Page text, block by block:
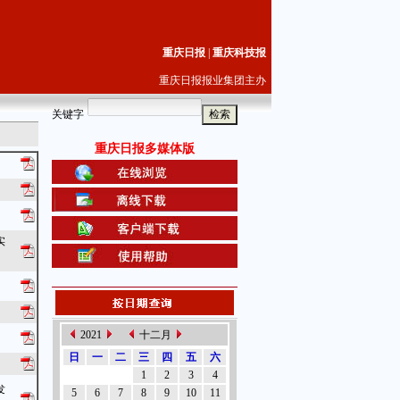
重庆日报 重庆科技报
重庆日报报业集团主办
关键字
重庆日报多媒体版
2021
十二月
日
一 二 三 四 五
六
1
2 3
4
5
6 7 8 9 10 11